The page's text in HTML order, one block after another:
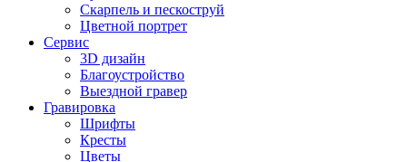
Скарпель и пескоструй
Цветной портрет
Сервис
3D дизайн
Благоустройство
Выездной гравер
Гравировка
Шрифты
Кресты
Цветы